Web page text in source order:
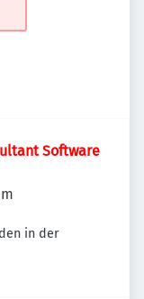
Software
in der